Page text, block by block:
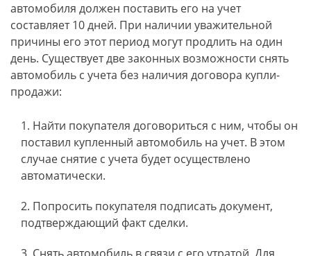
автомобиля должен поставить его на учет
составляет 10 дней. При наличии уважительной
причины его этот период могут продлить на один
день. Существует две законных возможности снять
автомобиль с учета без наличия договора купли-
продажи:
Найти покупателя договориться с ним, чтобы он
поставил купленный автомобиль на учет. В этом
случае снятие с учета будет осуществлено
автоматически.
Попросить покупателя подписать документ,
подтверждающий факт сделки.